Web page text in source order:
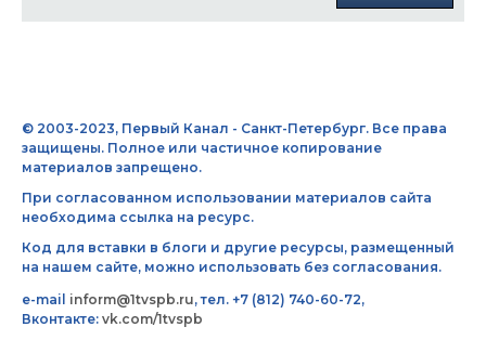
© 2003-2023, Первый Канал - Санкт-Петербург. Все права
защищены. Полное или частичное копирование
материалов запрещено.
При согласованном использовании материалов сайта
необходима ссылка на ресурс.
Код для вставки в блоги и другие ресурсы, размещенный
на нашем сайте, можно использовать без согласования.
e-mail inform@1tvspb.ru, тел. +7 (812) 740-60-72,
Вконтакте: vk.com/1tvspb